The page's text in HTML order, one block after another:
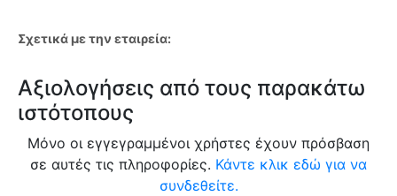
Σχετικά με την εταιρεία:
Αξιολογήσεις από τους παρακάτω
ιστότοπους
Μόνο οι εγγεγραμμένοι χρήστες έχουν πρόσβαση
σε αυτές τις πληροφορίες. Κάντε κλικ εδώ για να
συνδεθείτε.